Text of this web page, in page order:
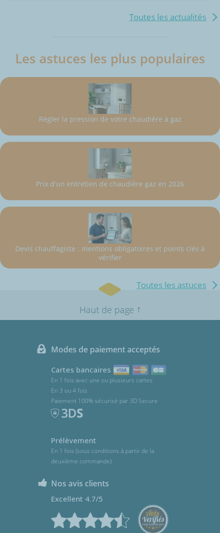
Toutes les actualités
Les astuces les plus populaires
Régler la pression de votre chaudière à gaz
Prix d'un entretien de chaudière gaz en 2026
Devis chauffagiste : mentions obligatoires et points clés à
vérifier
Toutes les astuces
Haut de page ↑
Modes de paiement acceptés
Cartes bancaires
En 1 fois avec une ou plusieurs cartes
En 3 ou 4 fois
Paiement 100% sécurisé par 3D Secure
Prélèvement
En 1 fois (sous conditions à partir de la
deuxième commande)
Nos avis clients
Excellent 4.7/5